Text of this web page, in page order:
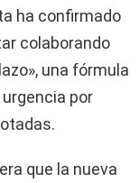
ha confirmado
colaborando
una fórmula
por
que la nueva